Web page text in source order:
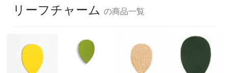
リーフチャーム の商品一覧